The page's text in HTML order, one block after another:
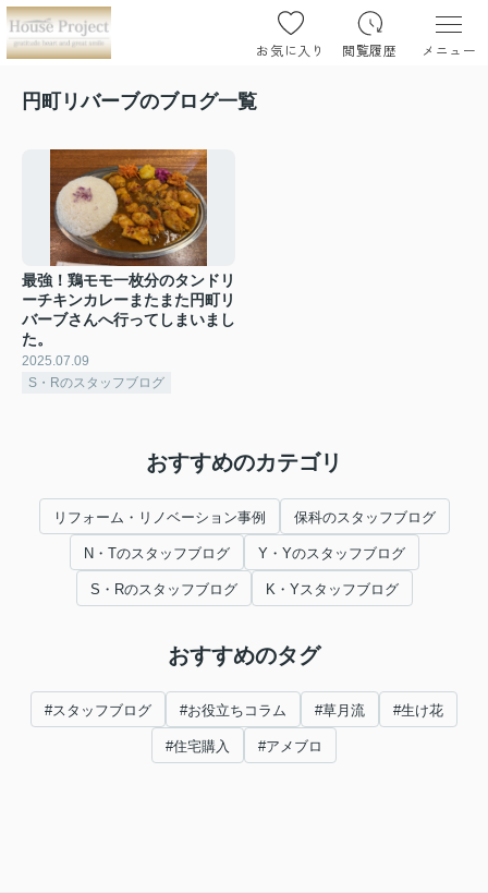
お気に入り 閲覧履歴 メニュー
円町リバーブのブログ一覧
最強！鶏モモ一枚分のタンドリ
ーチキンカレーまたまた円町リ
バーブさんへ行ってしまいまし
た。
2025.07.09
S・Rのスタッフブログ
おすすめのカテゴリ
リフォーム・リノベーション事例 保科のスタッフブログ
N・Tのスタッフブログ Y・Yのスタッフブログ
S・Rのスタッフブログ K・Yスタッフブログ
おすすめのタグ
#スタッフブログ #お役立ちコラム #草月流 #生け花
#住宅購入 #アメブロ